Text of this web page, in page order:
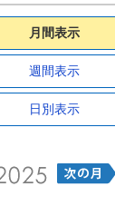
月間表示
週間表示
日別表示